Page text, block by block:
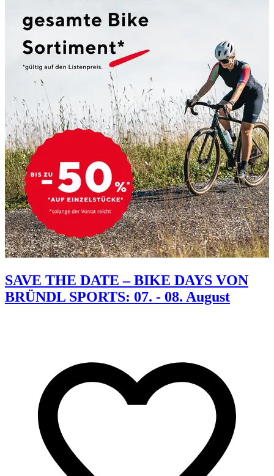
SAVE THE DATE – BIKE DAYS VON
BRÜNDL SPORTS: 07. - 08. August